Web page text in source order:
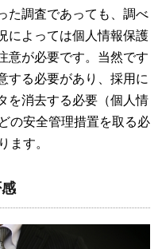
た調査であっても、調べ
によっては個人情報保護
意が必要です。当然です
する必要があり、採用に
を消去する必要（個人情
の安全管理措置を取る必
ます。